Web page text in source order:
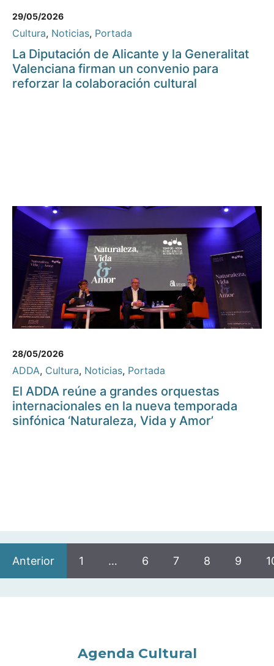
29/05/2026
Cultura, Noticias, Portada
La Diputación de Alicante y la Generalitat
Valenciana firman un convenio para
reforzar la colaboración cultural
28/05/2026
ADDA, Cultura, Noticias, Portada
El ADDA reúne a grandes orquestas
internacionales en la nueva temporada
sinfónica ‘Naturaleza, Vida y Amor’
Anterior 1 … 6 7 8 9
Agenda Cultural